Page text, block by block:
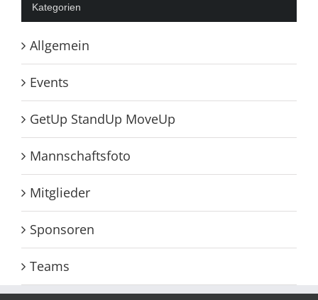
Kategorien
Allgemein
Events
GetUp StandUp MoveUp
Mannschaftsfoto
Mitglieder
Sponsoren
Teams